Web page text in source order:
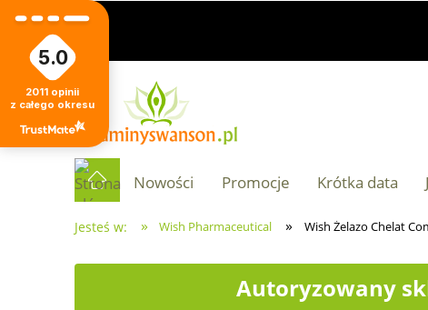
Nowości Promocje Krótka data
Jesteś w: » Wish Pharmaceutical » Wish Żelazo Chelat
Autoryzowany
5.0
2011 opinii
z całego okresu